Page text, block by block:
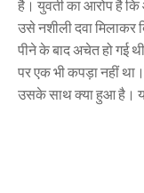
है। युवती का आरोप है
उसे नशीली दवा मिलाकर
पीने के बाद अचेत हो गई
पर एक भी कपड़ा नहीं
उसके साथ क्या हुआ है।